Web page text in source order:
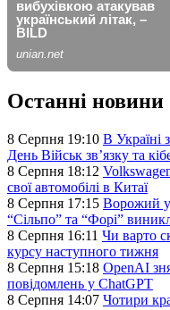
Останні новини
8 Серпня 19:10 В Україні
День Військ звʼязку та
8 Серпня 18:12
свої автомобілі в Китаї
8 Серпня 17:15 Ворожий
“Сільпо” та “Форі”
8 Серпня 16:11 Чи варто
курсу наступного тижня
8 Серпня 15:18 OpenAI
повідомлень у ChatGPT
8 Серпня 14:07 Чотири